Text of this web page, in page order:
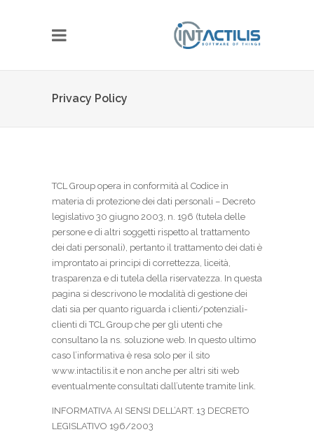
Privacy Policy
TCL Group opera in conformità al Codice in
materia di protezione dei dati personali – Decreto
legislativo 30 giugno 2003, n. 196 (tutela delle
persone e di altri soggetti rispetto al trattamento
dei dati personali), pertanto il trattamento dei dati è
improntato ai principi di correttezza, liceità,
trasparenza e di tutela della riservatezza. In questa
pagina si descrivono le modalità di gestione dei
dati sia per quanto riguarda i clienti/potenziali-
clienti di TCL Group che per gli utenti che
consultano la ns. soluzione web. In questo ultimo
caso l’informativa è resa solo per il sito
www.intactilis.it e non anche per altri siti web
eventualmente consultati dall’utente tramite link.
INFORMATIVA AI SENSI DELL’ART. 13 DECRETO
LEGISLATIVO 196/2003